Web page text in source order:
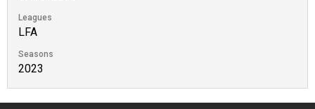
Leagues
LFA
Seasons
2023